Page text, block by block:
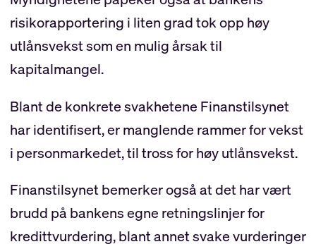
risikorapportering i liten grad tok opp høy
utlånsvekst som en mulig årsak til
kapitalmangel.
Blant de konkrete svakhetene Finanstilsynet
har identifisert, er manglende rammer for vekst
i personmarkedet, til tross for høy utlånsvekst.
Finanstilsynet bemerker også at det har vært
brudd på bankens egne retningslinjer for
kredittvurdering, blant annet svake vurderinger